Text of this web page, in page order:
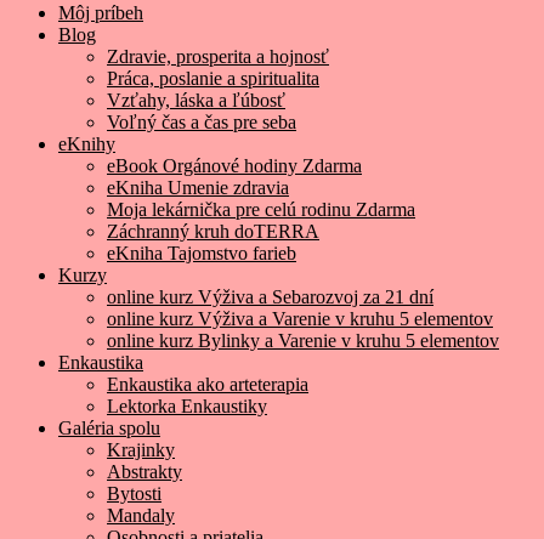
Môj príbeh
Blog
Zdravie, prosperita a hojnosť
Práca, poslanie a spiritualita
Vzťahy, láska a ľúbosť
Voľný čas a čas pre seba
eKnihy
eBook Orgánové hodiny Zdarma
eKniha Umenie zdravia
Moja lekárnička pre celú rodinu Zdarma
Záchranný kruh doTERRA
eKniha Tajomstvo farieb
Kurzy
online kurz Výživa a Sebarozvoj za 21 dní
online kurz Výživa a Varenie v kruhu 5 elementov
online kurz Bylinky a Varenie v kruhu 5 elementov
Enkaustika
Enkaustika ako arteterapia
Lektorka Enkaustiky
Galéria spolu
Krajinky
Abstrakty
Bytosti
Mandaly